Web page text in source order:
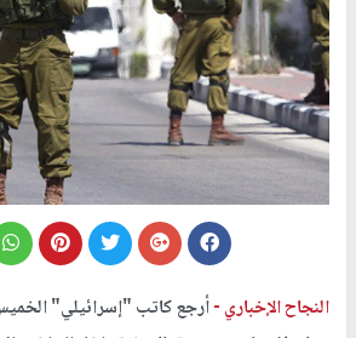
النجاح الإخباري -أرجع كاتب "إسرائيلي"